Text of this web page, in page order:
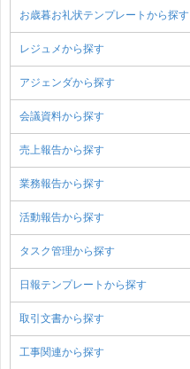
お歳暮お礼状テンプレートから探す
レジュメから探す
アジェンダから探す
会議資料から探す
売上報告から探す
業務報告から探す
活動報告から探す
タスク管理から探す
日報テンプレートから探す
取引文書から探す
工事関連から探す